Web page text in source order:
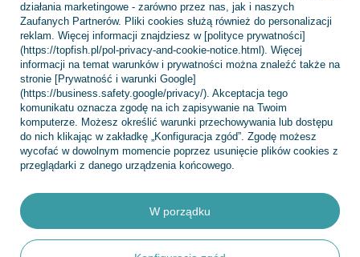
Chcę wymienić towar
Kontakt
Konto
Regulaminy
INFORMACJE
działania marketingowe - zarówno przez nas, jak i naszych
Zaufanych Partnerów. Pliki cookies służą również do personalizacji
reklam. Więcej informacji znajdziesz w [polityce prywatności]
(https://topfish.pl/pol-privacy-and-cookie-notice.html). Więcej
informacji na temat warunków i prywatności można znaleźć także na
stronie [Prywatność i warunki Google]
(https://business.safety.google/privacy/). Akceptacja tego
komunikatu oznacza zgodę na ich zapisywanie na Twoim
komputerze. Możesz określić warunki przechowywania lub dostępu
do nich klikając w zakładkę „Konfiguracja zgód”. Zgodę możesz
wycofać w dowolnym momencie poprzez usunięcie plików cookies z
przeglądarki z danego urządzenia końcowego.
W porządku